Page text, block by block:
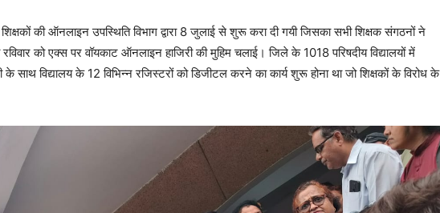
की ऑनलाइन उपस्थिति विभाग द्वारा 8 जुलाई से शुरू करा दी गयी जिसका सभी शिक्षक संगठनों ने
को एक्स पर वॉयकाट ऑनलाइन हाजिरी की मुहिम चलाई। जिले के 1018 परिषदीय विद्यालयों में
साथ विद्यालय के 12 विभिन्न रजिस्टरों को डिजीटल करने का कार्य शुरू होना था जो शिक्षकों के विरोध के